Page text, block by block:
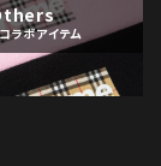
ラボアイテム